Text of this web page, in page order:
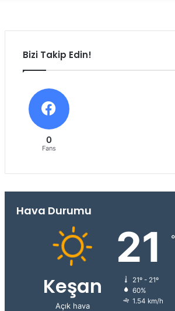
Bizi Takip Edin!
0
Fans
Hava Durumu
Keşan
Açık hava
21
21º - 21º
60%
1.54 km/h